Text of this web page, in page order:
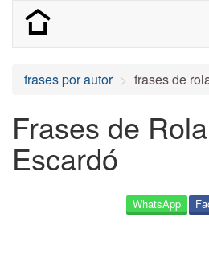
frases por autor frases de
Frases de
Escardó
WhatsApp